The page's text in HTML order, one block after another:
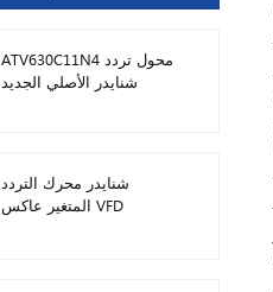
ATV630C11N4 محول تردد
شنايدر الأصلي الجديد
شنايدر محرك التردد
المتغير عاكس VFD